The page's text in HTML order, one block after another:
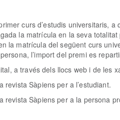
curs d’estudis universitaris,
la matrícula en la seva
la matrícula del següent curs
l’import del premi es
a través dels llocs web i de les
revista Sàpiens per a l’estudiant.
revista Sàpiens per a la persona